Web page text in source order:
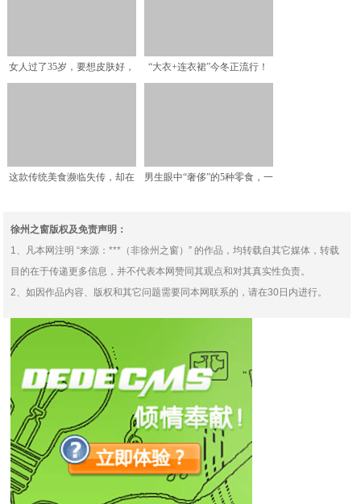
女人过了35岁，要想皮肤好，
“大衣+连衣裙”今冬正流行！
这款传统美食濒临失传，却在
男生眼中“奢侈”的5种零食，一
徐州之窗版权及免责声明：
1、凡本网注明 “来源：***（非徐州之窗）” 的作品，均转载自其它媒体，转载
目的在于传递更多信息，并不代表本网赞同其观点和对其真实性负责。
2、如因作品内容、版权和其它问题需要同本网联系的，请在30日内进行。